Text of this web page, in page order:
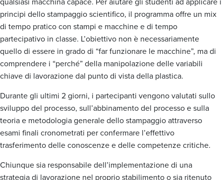
principi dello stampaggio scientifico, il programma offre un mix
di tempo pratico con stampi e macchine e di tempo
partecipativo in classe. L’obiettivo non è necessariamente
quello di essere in grado di “far funzionare le macchine”, ma di
comprendere i “perché” della manipolazione delle variabili
chiave di lavorazione dal punto di vista della plastica.
Durante gli ultimi 2 giorni, i partecipanti vengono valutati sullo
sviluppo del processo, sull’abbinamento del processo e sulla
teoria e metodologia generale dello stampaggio attraverso
esami finali cronometrati per confermare l’effettivo
trasferimento delle conoscenze e delle competenze critiche.
Chiunque sia responsabile dell’implementazione di una
strategia di lavorazione nel proprio stabilimento o sia ritenuto